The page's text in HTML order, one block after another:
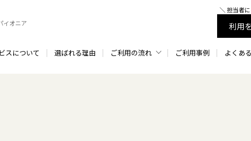
イオニア
＼ 担当者
利用
スについて 選ばれる理由
ご利用の流れ
ご利用事例 よくあ